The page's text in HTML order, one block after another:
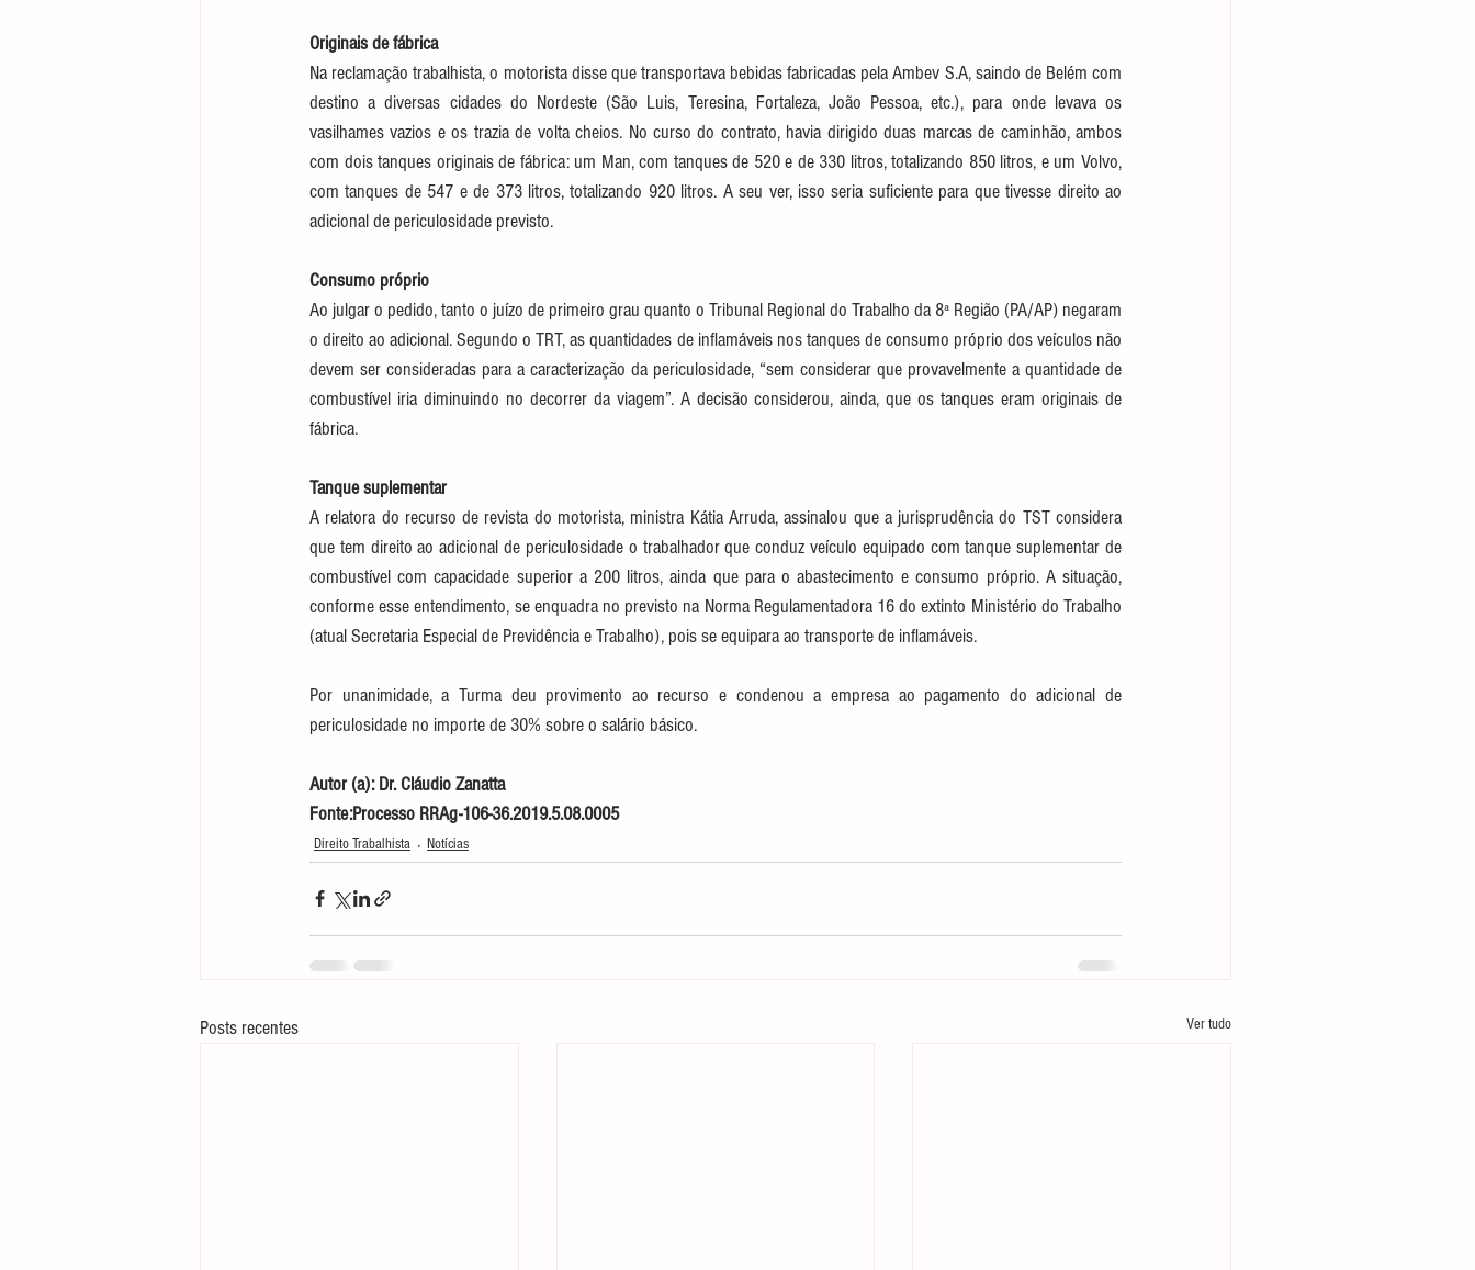
Originais de fábrica
Na reclamação trabalhista, o motorista disse que transportava bebidas fabricadas pela Ambev S.A, saindo de Belém com
destino a diversas cidades do Nordeste (São Luis, Teresina, Fortaleza, João Pessoa, etc.), para onde levava os
vasilhames vazios e os trazia de volta cheios. No curso do contrato, havia dirigido duas marcas de caminhão, ambos
com dois tanques originais de fábrica: um Man, com tanques de 520 e de 330 litros, totalizando 850 litros, e um Volvo,
com tanques de 547 e de 373 litros, totalizando 920 litros. A seu ver, isso seria suficiente para que tivesse direito ao
adicional de periculosidade previsto.
Consumo próprio
Ao julgar o pedido, tanto o juízo de primeiro grau quanto o Tribunal Regional do Trabalho da 8ª Região (PA/AP) negaram
o direito ao adicional. Segundo o TRT, as quantidades de inflamáveis nos tanques de consumo próprio dos veículos não
devem ser consideradas para a caracterização da periculosidade, “sem considerar que provavelmente a quantidade de
combustível iria diminuindo no decorrer da viagem”. A decisão considerou, ainda, que os tanques eram originais de
fábrica.
Tanque suplementar
A relatora do recurso de revista do motorista, ministra Kátia Arruda, assinalou que a jurisprudência do TST considera
que tem direito ao adicional de periculosidade o trabalhador que conduz veículo equipado com tanque suplementar de
combustível com capacidade superior a 200 litros, ainda que para o abastecimento e consumo próprio. A situação,
conforme esse entendimento, se enquadra no previsto na Norma Regulamentadora 16 do extinto Ministério do Trabalho
(atual Secretaria Especial de Previdência e Trabalho), pois se equipara ao transporte de inflamáveis.
Por unanimidade, a Turma deu provimento ao recurso e condenou a empresa ao pagamento do adicional de
periculosidade no importe de 30% sobre o salário básico.
Autor (a): Dr. Cláudio Zanatta
Fonte:Processo RRAg-106-36.2019.5.08.0005
Direito Trabalhista Notícias
Posts recentes Ver tudo